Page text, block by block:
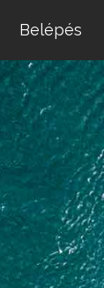
Belépés